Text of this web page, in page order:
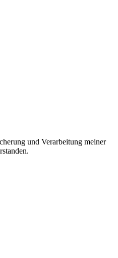
und Verarbeitung meiner